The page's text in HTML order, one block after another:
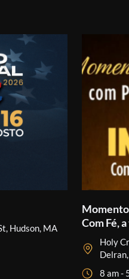
Hudson, MA
Com Fé,
Holy
8 am -